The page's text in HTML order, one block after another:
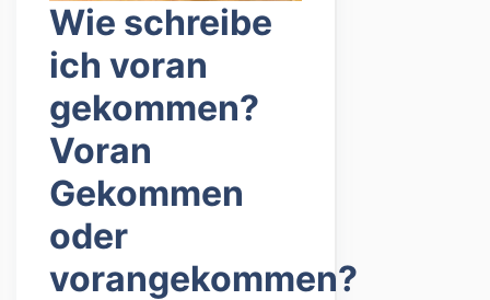
Wie schreibe
ich voran
gekommen?
Voran
Gekommen
oder
vorangekommen?